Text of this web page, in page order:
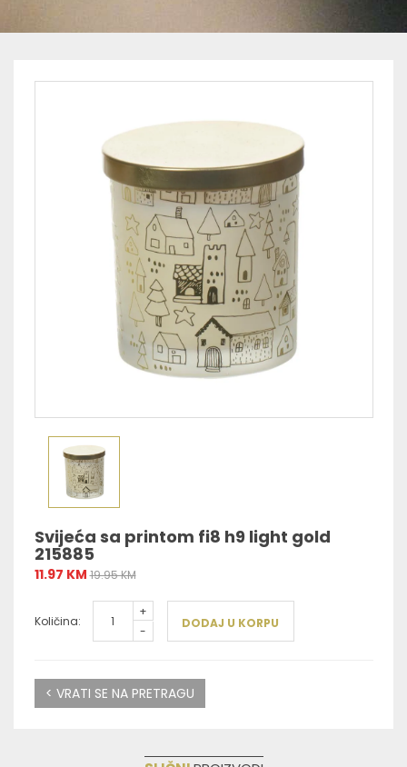
Svijeća sa printom fi8 h9 light gold
215885
11.97 KM 19.95 KM
Količina:
+
-
DODAJ U KORPU
< VRATI SE NA PRETRAGU